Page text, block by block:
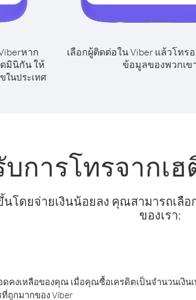
หาก
มินิกัน ให้
ในประเทศ
เลือกผู้ติดต่อใน Viber แล้วโทร
ข้อมูลของพวกเข
การโทรจากเ
โดยจ่ายเงินน้อยลง คุณสามารถเลื
ของเรา:
ดคงเหลือของคุณ เมื่อคุณซื้อเครดิตเป็นจำนวนเงิ
ถูกมากของ Viber